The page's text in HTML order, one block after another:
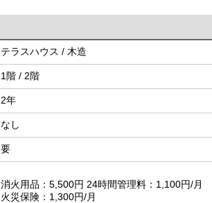
テラスハウス / 木造
1階 / 2階
2年
なし
要
消火用品：5,500円 24時間管理料：1,100円/月
火災保険：1,300円/月